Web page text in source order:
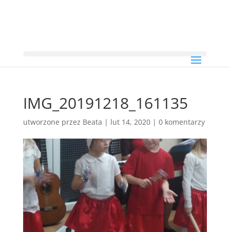
IMG_20191218_161135
utworzone przez Beata | lut 14, 2020| 0 komentarzy